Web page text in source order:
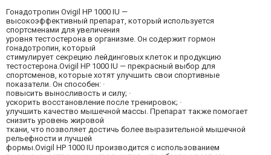
Гонадотропин Ovigil HP 1000 IU —
высокоэффективный препарат, который используется
спортсменами для увеличения
уровня тестостерона в организме. Он содержит гормон
гонадотропин, который
стимулирует секрецию лейдинговых клеток и продукцию
тестостерона.Ovigil HP 1000 IU — прекрасный выбор для
спортсменов, которые хотят улучшить свои спортивные
показатели. Он способен: ·
повысить выносливость и силу; ·
ускорить восстановление после тренировок; ·
улучшить качество мышечной массы. Препарат также помогает
снизить уровень жировой
ткани, что позволяет достичь более выразительной мышечной
рельефности и лучшей
формы.Ovigil HP 1000 IU производится с использованием